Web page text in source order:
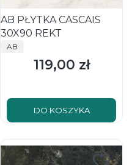
AB PŁYTKA CASCAIS
30X90 REKT
PRODUCENT
AB
Cena
119,00 zł
DO KOSZYKA